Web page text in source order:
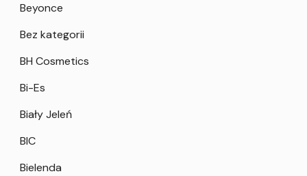
Beyonce
Bez kategorii
BH Cosmetics
Bi-Es
Biały Jeleń
BIC
Bielenda